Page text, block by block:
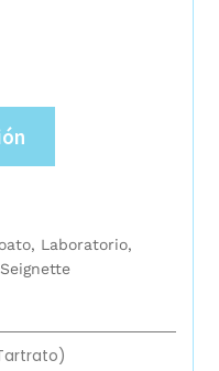
, Laboratorio,